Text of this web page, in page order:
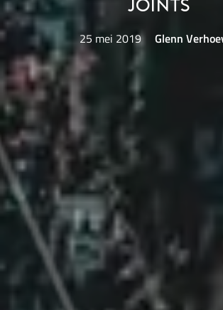
Joints
25 mei 2019 Glenn